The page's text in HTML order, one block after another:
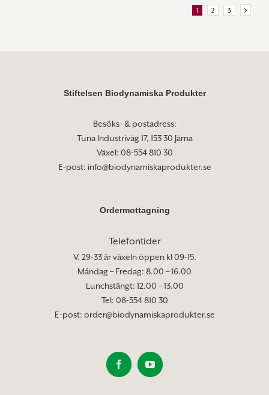
1 2 3
Stiftelsen Biodynamiska Produkter
Besöks- & postadress:
Tuna Industriväg 17, 153 30 Järna
Växel: 08-554 810 30
E-post: info@biodynamiskaprodukter.se
Ordermottagning
Telefontider
V. 29-33 är växeln öppen kl 09-15.
Måndag – Fredag: 8.00 – 16.00
Lunchstängt: 12.00 – 13.00
Tel: 08-554 810 30
E-post: order@biodynamiskaprodukter.se